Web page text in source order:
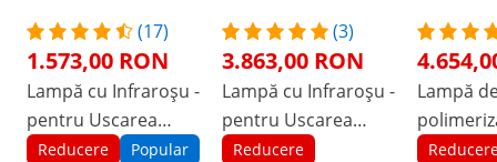
(17)
1.573,00 RON
Lampă cu Infraroșu -
pentru Uscarea
Vopselei - 2.200 W - 2
Reducere Popular
(3)
3.863,00 RON
Lampă cu Infraroșu -
pentru Uscarea
Vopselei - 3.300 W - 3
Reducere
Lampă